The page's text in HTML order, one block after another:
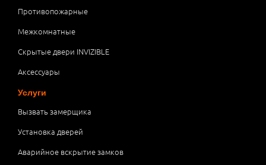
Противопожарные
Межкомнатные
Скрытые двери INVIZIBLE
Аксессуары
Услуги
Вызвать замерщика
Установка дверей
Аварийное вскрытие замков